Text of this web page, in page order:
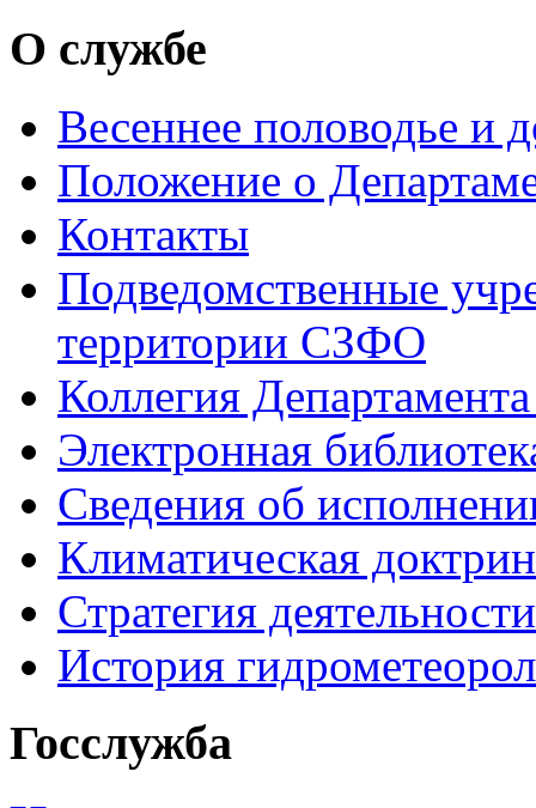
О службе
Весеннее половодье и
Положение о
Контакты
Подведомственные
территории СЗФО
Коллегия
Электронная
Сведения об
Климатическая
Стратегия деятельности
История
Госслужба